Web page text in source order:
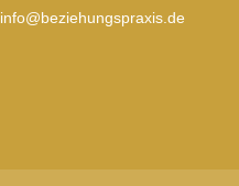
ed.si
xarps
gnuhe
izeb@
ofni